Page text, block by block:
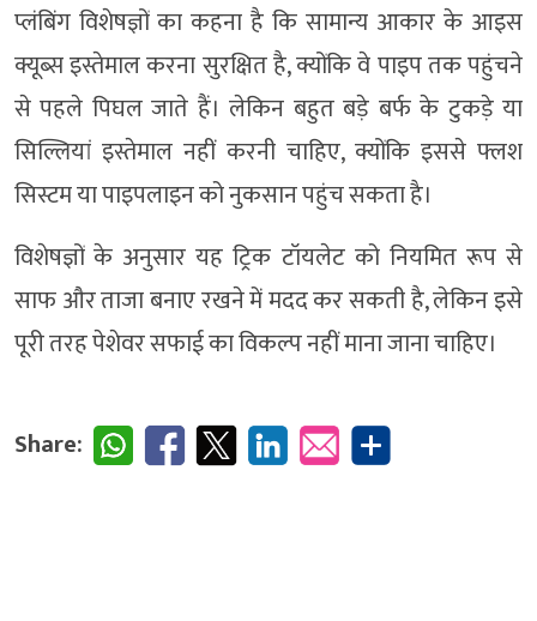
प्लंबिंग विशेषज्ञों का कहना है कि सामान्य आकार के आइस
क्यूब्स इस्तेमाल करना सुरक्षित है, क्योंकि वे पाइप तक पहुंचने
से पहले पिघल जाते हैं। लेकिन बहुत बड़े बर्फ के टुकड़े या
सिल्लियां इस्तेमाल नहीं करनी चाहिए, क्योंकि इससे फ्लश
सिस्टम या पाइपलाइन को नुकसान पहुंच सकता है।
विशेषज्ञों के अनुसार यह ट्रिक टॉयलेट को नियमित रूप से
साफ और ताजा बनाए रखने में मदद कर सकती है, लेकिन इसे
पूरी तरह पेशेवर सफाई का विकल्प नहीं माना जाना चाहिए।
Share: